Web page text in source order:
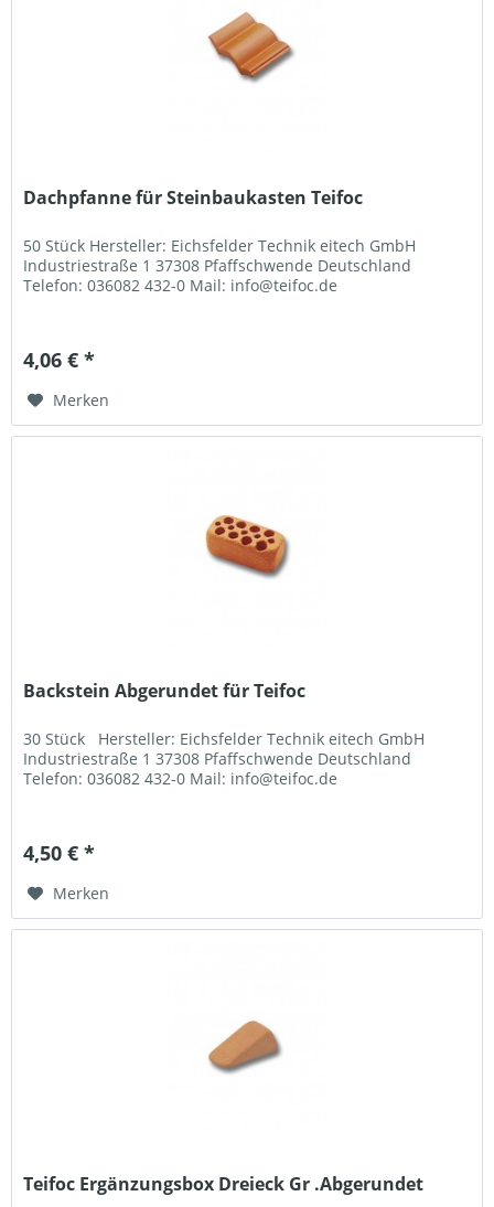
Dachpfanne für Steinbaukasten Teifoc
50 Stück Hersteller: Eichsfelder Technik eitech GmbH
Industriestraße 1 37308 Pfaffschwende Deutschland
Telefon: 036082 432-0 Mail: info@teifoc.de
4,06 € *
Merken
Backstein Abgerundet für Teifoc
30 Stück Hersteller: Eichsfelder Technik eitech GmbH
Industriestraße 1 37308 Pfaffschwende Deutschland
Telefon: 036082 432-0 Mail: info@teifoc.de
4,50 € *
Merken
Teifoc Ergänzungsbox Dreieck Gr .Abgerundet